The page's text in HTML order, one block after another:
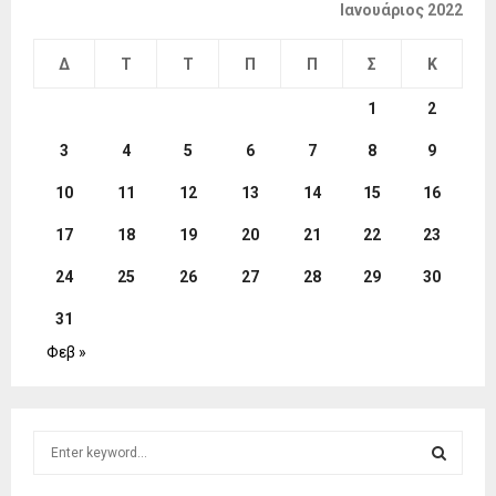
Ιανουάριος 2022
Δ Τ Τ Π Π Σ Κ
1 2
3 4 5 6 7 8 9
10 11 12 13 14 15 16
17 18 19 20 21 22 23
24 25 26 27 28 29 30
31
Φεβ »